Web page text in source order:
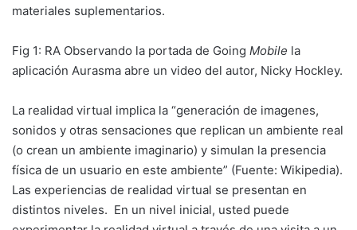
materiales suplementarios.
Fig 1: RA Observando la portada de Going Mobile la
aplicación Aurasma abre un video del autor, Nicky Hockley.
La realidad virtual implica la “generación de imagenes,
sonidos y otras sensaciones que replican un ambiente real
(o crean un ambiente imaginario) y simulan la presencia
física de un usuario en este ambiente” (Fuente: Wikipedia).
Las experiencias de realidad virtual se presentan en
distintos niveles. En un nivel inicial, usted puede